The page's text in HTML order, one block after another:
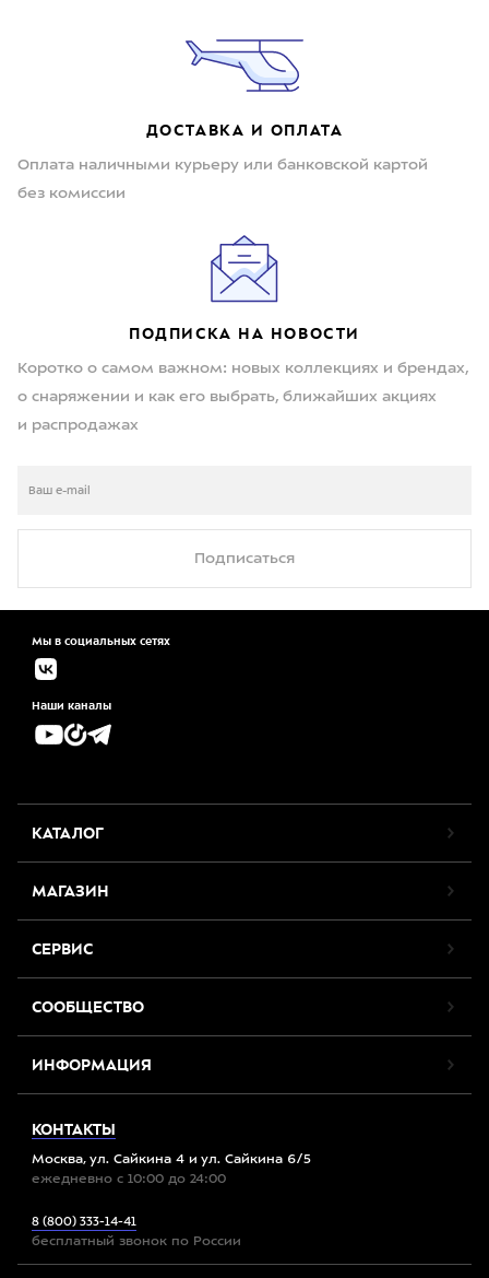
ДОСТАВКА И ОПЛАТА
Оплата наличными курьеру или банковской картой
без комиссии
ПОДПИСКА НА НОВОСТИ
Коротко о самом важном: новых коллекциях и брендах,
о снаряжении и как его выбрать, ближайших акциях
и распродажах
Подписаться
Мы в социальных сетях
Наши каналы
КАТАЛОГ
МАГАЗИН
СЕРВИС
СООБЩЕСТВО
ИНФОРМАЦИЯ
КОНТАКТЫ
Москва, ул. Сайкина 4 и ул. Сайкина 6/5
ежедневно с 10:00 до 24:00
8 (800) 333-14-41
бесплатный звонок по России